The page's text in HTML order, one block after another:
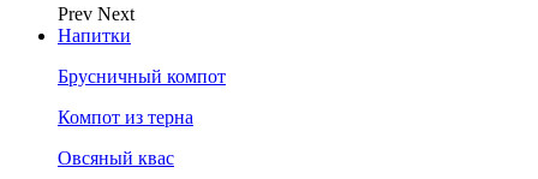
Prev Next
Напитки
Брусничный компот
Компот из терна
Овсяный квас